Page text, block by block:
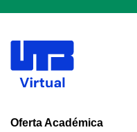
Oferta Académica